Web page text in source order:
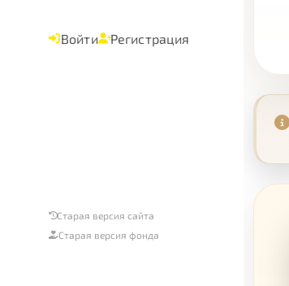
Войти Регистрация
Старая версия сайта
Старая версия фонда